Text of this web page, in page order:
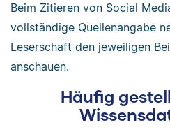
Beim Zitieren von Social
vollständige Quellenangabe
Leserschaft den jeweiligen
anschauen.
Häufig